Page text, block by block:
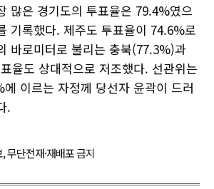
많은 경기도의 투표율은 79.4%였으
기록했다. 제주도 투표율이 74.6%로
바로미터로 불리는 충북(77.3%)과
율도 상대적으로 저조했다. 선관위는
이르는 자정께 당선자 윤곽이 드러
.
단전재·재배포 금지